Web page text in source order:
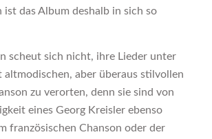
das Album deshalb in sich so
scheut sich nicht, ihre Lieder unter
altmodischen, aber überaus stilvollen
zu verorten, denn sie sind von
eines Georg Kreisler ebenso
französischen Chanson oder der